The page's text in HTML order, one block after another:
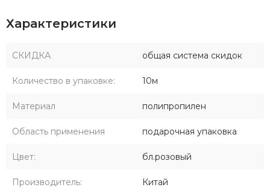
Характеристики
СКИДКА общая система скидок
Количество в упаковке: 10м
Материал полипропилен
Область применения подарочная упаковка
Цвет: бл.розовый
Производитель: Китай